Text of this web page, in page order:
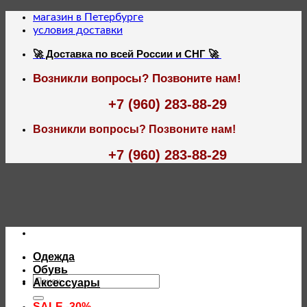
Skip
магазин в Петербурге
условия доставки
🚀 Доставка по всей России и СНГ 🚀
Возникли вопросы? Позвоните нам!
+7 (960) 283-88-29
Возникли вопросы? Позвоните нам!
+7 (960) 283-88-29
Искать:
Одежда
Обувь
Аксессуары